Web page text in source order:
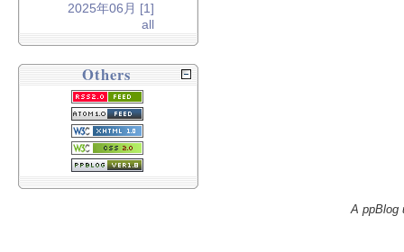
2025年06月 [1]
all
Others
A ppBlog